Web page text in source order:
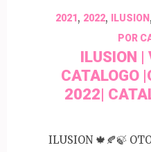
2021, 2022, ILUSION ,
POR
ILUSION |
CATALOGO
2022|
ILUSION 🍁🍂🍃